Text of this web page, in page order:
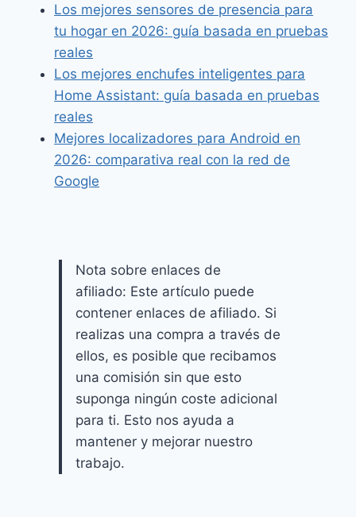
Los mejores sensores de presencia para
tu hogar en 2026: guía basada en pruebas
reales
Los mejores enchufes inteligentes para
Home Assistant: guía basada en pruebas
reales
Mejores localizadores para Android en
2026: comparativa real con la red de
Google
Nota sobre enlaces de
afiliado: Este artículo puede
contener enlaces de afiliado. Si
realizas una compra a través de
ellos, es posible que recibamos
una comisión sin que esto
suponga ningún coste adicional
para ti. Esto nos ayuda a
mantener y mejorar nuestro
trabajo.